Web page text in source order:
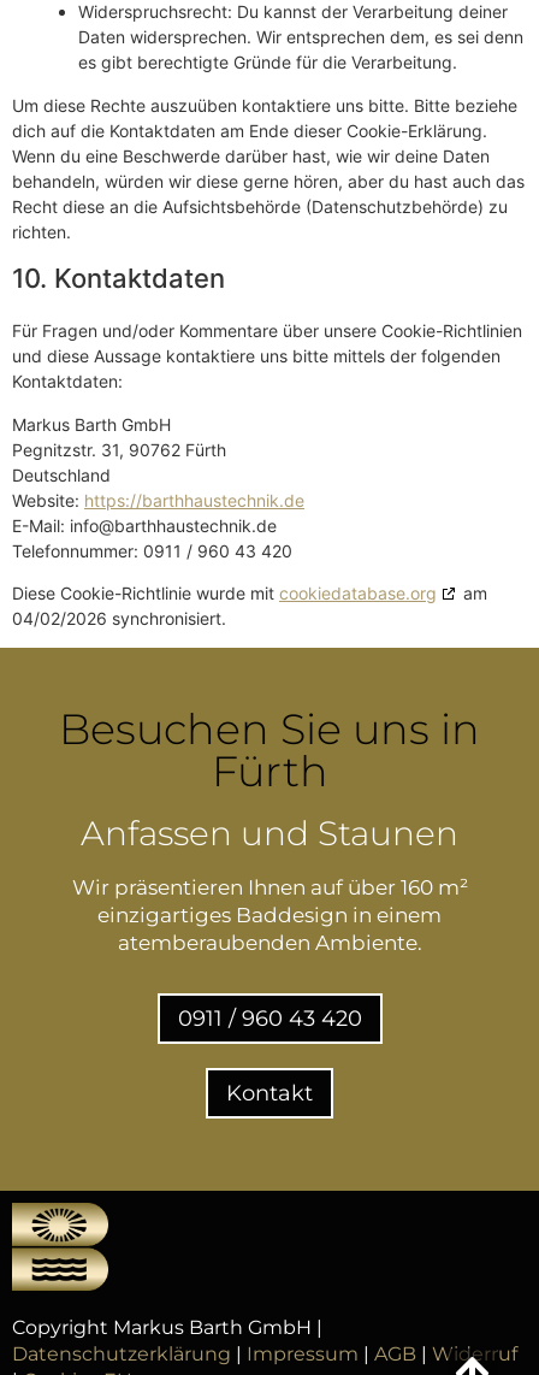
Widerspruchsrecht: Du kannst der Verarbeitung deiner
Daten widersprechen. Wir entsprechen dem, es sei denn
es gibt berechtigte Gründe für die Verarbeitung.
Um diese Rechte auszuüben kontaktiere uns bitte. Bitte beziehe
dich auf die Kontaktdaten am Ende dieser Cookie-Erklärung.
Wenn du eine Beschwerde darüber hast, wie wir deine Daten
behandeln, würden wir diese gerne hören, aber du hast auch das
Recht diese an die Aufsichtsbehörde (Datenschutzbehörde) zu
richten.
10. Kontaktdaten
Für Fragen und/oder Kommentare über unsere Cookie-Richtlinien
und diese Aussage kontaktiere uns bitte mittels der folgenden
Kontaktdaten:
Markus Barth GmbH
Pegnitzstr. 31, 90762 Fürth
Deutschland
Website: https://barthhaustechnik.de
E-Mail: info@barthhaustechnik.de
Telefonnummer: 0911 / 960 43 420
Diese Cookie-Richtlinie wurde mit cookiedatabase.org
am
04/02/2026 synchronisiert.
Besuchen Sie uns in
Fürth
Anfassen und Staunen
Wir präsentieren Ihnen auf über 160 m²
einzigartiges Baddesign in einem
atemberaubenden Ambiente.
0911 / 960 43 420
Kontakt
Copyright Markus Barth GmbH |
Datenschutzerklärung | Impressum | AGB | Widerruf